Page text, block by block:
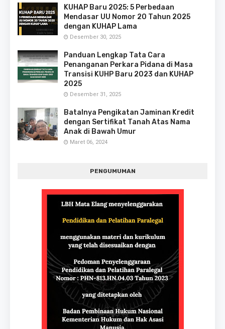
KUHAP Baru 2025: 5 Perbedaan
Mendasar UU Nomor 20 Tahun 2025
dengan KUHAP Lama
Desember 30, 2025
Panduan Lengkap Tata Cara
Penanganan Perkara Pidana di Masa
Transisi KUHP Baru 2023 dan KUHAP
2025
Desember 31, 2025
Batalnya Pengikatan Jaminan Kredit
dengan Sertifikat Tanah Atas Nama
Anak di Bawah Umur
Maret 06, 2024
PENGUMUMAN